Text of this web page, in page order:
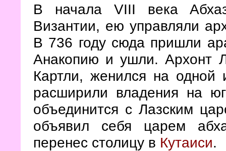
В начала VIII века
Византии, ею управляли
В 736 году сюда пришли
Анакопию и ушли. Архонт
Картли, женился на одной
расширили владения на
объединится с Лазским
объявил себя царем
перенес столицу в Кутаиси.